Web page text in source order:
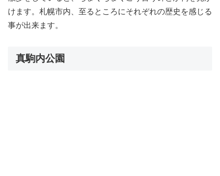
けます。札幌市内、至るところにそれぞれの歴史を感じる
事が出来ます。
真駒内公園